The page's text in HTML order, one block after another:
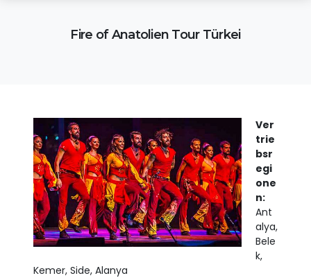
Fire of Anatolien Tour Türkei
Ver
trie
bsr
egi
one
n:
Ant
alya,
Bele
k,
Kemer, Side, Alanya